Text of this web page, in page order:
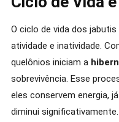
O ciclo de vida dos
atividade e inatividade.
quelônios iniciam a
sobrevivência. Esse
eles conservem energia,
diminui